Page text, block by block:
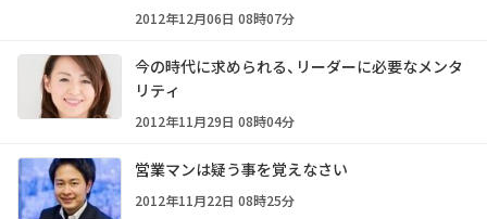
2012年12月06日 08時07分
今の時代に求められる、リーダーに必要なメンタ
リティ
2012年11月29日 08時04分
営業マンは疑う事を覚えなさい
2012年11月22日 08時25分